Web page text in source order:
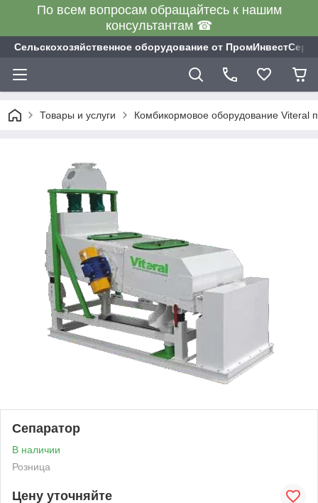
По всем вопросам обращайтесь к нашим
консультантам ☎
Сельскохозяйственное оборудование от
Товары и услуги Комбикормовое оборудование Viteral
Сепаратор
В наличии
Розница
Цену уточняйте